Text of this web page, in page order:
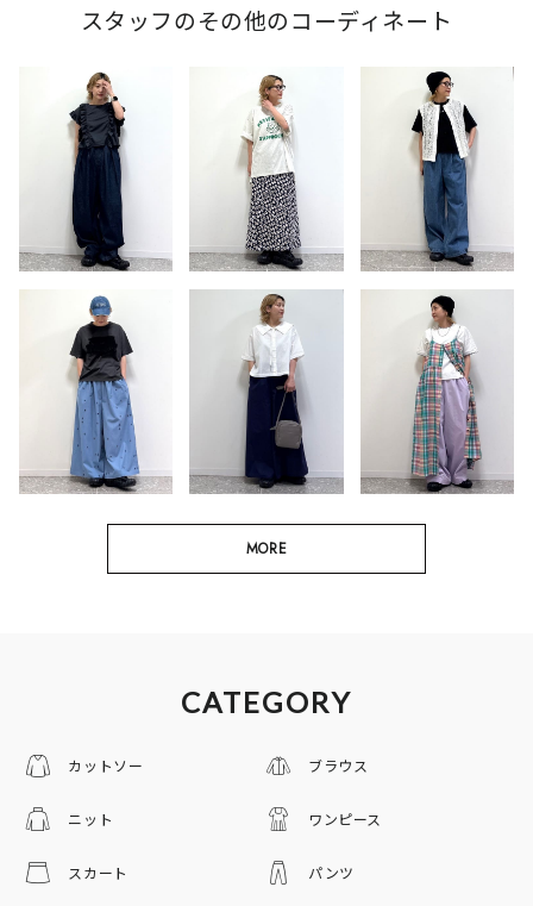
スタッフのその他のコーディネート
MORE
CATEGORY
カットソー ブラウス
ニット ワンピース
スカート パンツ